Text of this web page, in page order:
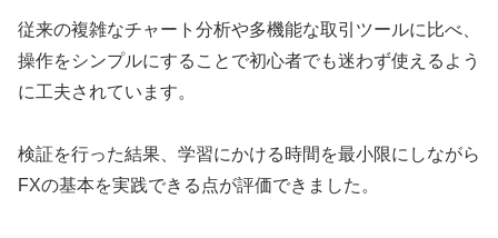
従来の複雑なチャート分析や多機能な取引ツールに比べ、
操作をシンプルにすることで初心者でも迷わず使えるよう
に工夫されています。
検証を行った結果、学習にかける時間を最小限にしながら
FXの基本を実践できる点が評価できました。